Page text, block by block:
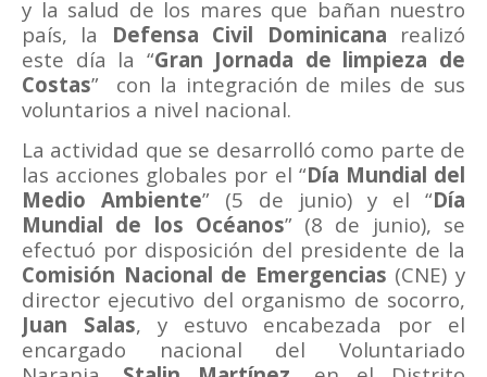
y la salud de los mares que bañan nuestro
país, la Defensa Civil Dominicana realizó
este día la “Gran Jornada de limpieza de
Costas”
con la integración de miles de sus
voluntarios a nivel nacional.
La actividad que se desarrolló como parte de
las acciones globales por el “Día Mundial del
Medio Ambiente” (5 de junio) y el “Día
Mundial de los Océanos” (8 de junio), se
efectuó por disposición del presidente de la
Comisión Nacional de Emergencias (CNE) y
director ejecutivo del organismo de socorro,
Juan Salas, y estuvo encabezada por el
encargado nacional del Voluntariado